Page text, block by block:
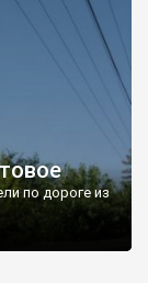
по дороге из